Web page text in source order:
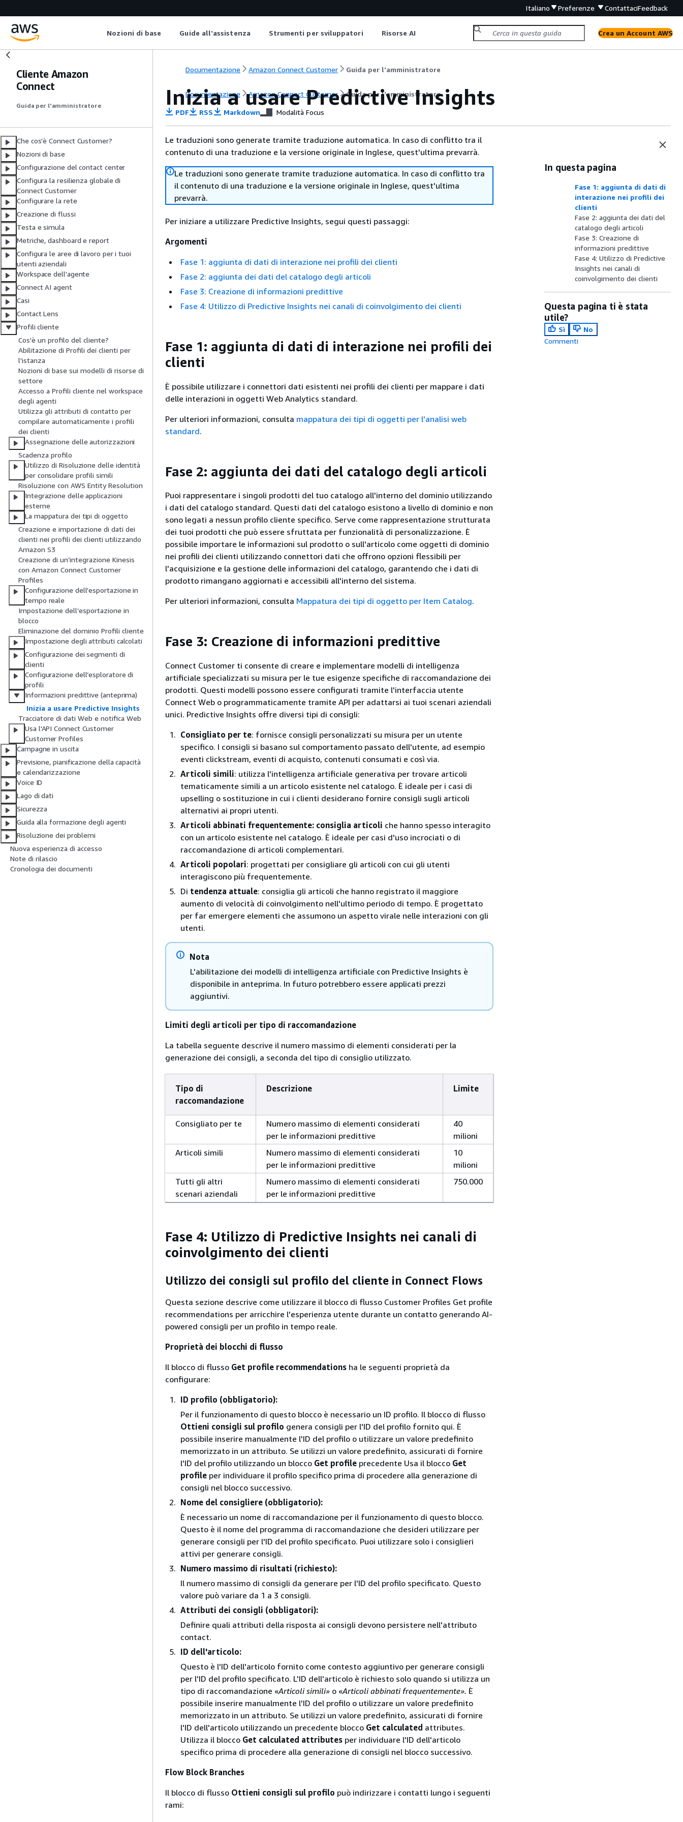
Italiano Preferenze ContattaciFeedback
Nozioni di base Guide all'assistenza Strumenti per sviluppatori Risorse AI Crea un Account AWS
Cliente Amazon
Connect
Guida per l'amministratore
Che cos'è Connect Customer?
Nozioni di base
Configurazione del contact center
Configura la resilienza globale di
Connect Customer
Configurare la rete
Creazione di flussi
Testa e simula
Metriche, dashboard e report
Configura le aree di lavoro per i tuoi
utenti aziendali
Workspace dell'agente
Connect AI agent
Casi
Contact Lens
Profili cliente
Cos'è un profilo del cliente?
Abilitazione di Profili dei clienti per
l'istanza
Nozioni di base sui modelli di risorse di
settore
Accesso a Profili cliente nel workspace
degli agenti
Utilizza gli attributi di contatto per
compilare automaticamente i profili
dei clienti
Assegnazione delle autorizzazioni
Scadenza profilo
Utilizzo di Risoluzione delle identità
per consolidare profili simili
Risoluzione con AWS Entity Resolution
Integrazione delle applicazioni
esterne
La mappatura dei tipi di oggetto
Creazione e importazione di dati dei
clienti nei profili dei clienti utilizzando
Amazon S3
Creazione di un’integrazione Kinesis
con Amazon Connect Customer
Profiles
Configurazione dell'esportazione in
tempo reale
Impostazione dell’esportazione in
blocco
Eliminazione del dominio Profili cliente
Impostazione degli attributi calcolati
Configurazione dei segmenti di
clienti
Configurazione dell’esploratore di
profili
Informazioni predittive (anteprima)
Inizia a usare Predictive Insights
Tracciatore di dati Web e notifica Web
Usa l'API Connect Customer
Customer Profiles
Campagne in uscita
Previsione, pianificazione della capacità
e calendarizzazione
Voice ID
Lago di dati
Sicurezza
Guida alla formazione degli agenti
Risoluzione dei problemi
Nuova esperienza di accesso
Note di rilascio
Cronologia dei documenti
Documentazione Amazon Connect Customer Guida per l'amministratore
Documentazione Amazon Connect Customer Guida per l'amministratore
Inizia a usare Predictive Insights
PDF RSS Markdown Modalità Focus
Le traduzioni sono generate tramite traduzione automatica. In caso di conflitto tra il
contenuto di una traduzione e la versione originale in Inglese, quest'ultima prevarrà.
Le traduzioni sono generate tramite traduzione automatica. In caso di conflitto tra
il contenuto di una traduzione e la versione originale in Inglese, quest'ultima
prevarrà.
Per iniziare a utilizzare Predictive Insights, segui questi passaggi:
Argomenti
Fase 1: aggiunta di dati di interazione nei profili dei clienti
Fase 2: aggiunta dei dati del catalogo degli articoli
Fase 3: Creazione di informazioni predittive
Fase 4: Utilizzo di Predictive Insights nei canali di coinvolgimento dei clienti
Fase 1: aggiunta di dati di interazione nei profili dei
clienti
È possibile utilizzare i connettori dati esistenti nei profili dei clienti per mappare i dati
delle interazioni in oggetti Web Analytics standard.
Per ulteriori informazioni, consulta mappatura dei tipi di oggetti per l'analisi web
standard.
Fase 2: aggiunta dei dati del catalogo degli articoli
Puoi rappresentare i singoli prodotti del tuo catalogo all'interno del dominio utilizzando
i dati del catalogo standard. Questi dati del catalogo esistono a livello di dominio e non
sono legati a nessun profilo cliente specifico. Serve come rappresentazione strutturata
dei tuoi prodotti che può essere sfruttata per funzionalità di personalizzazione. È
possibile importare le informazioni sul prodotto o sull'articolo come oggetti di dominio
nei profili dei clienti utilizzando connettori dati che offrono opzioni flessibili per
l'acquisizione e la gestione delle informazioni del catalogo, garantendo che i dati di
prodotto rimangano aggiornati e accessibili all'interno del sistema.
Per ulteriori informazioni, consulta Mappatura dei tipi di oggetto per Item Catalog.
Fase 3: Creazione di informazioni predittive
Connect Customer ti consente di creare e implementare modelli di intelligenza
artificiale specializzati su misura per le tue esigenze specifiche di raccomandazione dei
prodotti. Questi modelli possono essere configurati tramite l'interfaccia utente
Connect Web o programmaticamente tramite API per adattarsi ai tuoi scenari aziendali
unici. Predictive Insights offre diversi tipi di consigli:
Consigliato per te: fornisce consigli personalizzati su misura per un utente
specifico. I consigli si basano sul comportamento passato dell'utente, ad esempio
eventi clickstream, eventi di acquisto, contenuti consumati e così via.
Articoli simili: utilizza l'intelligenza artificiale generativa per trovare articoli
tematicamente simili a un articolo esistente nel catalogo. È ideale per i casi di
upselling o sostituzione in cui i clienti desiderano fornire consigli sugli articoli
alternativi ai propri utenti.
Articoli abbinati frequentemente: consiglia articoli che hanno spesso interagito
con un articolo esistente nel catalogo. È ideale per casi d'uso incrociati o di
raccomandazione di articoli complementari.
Articoli popolari: progettati per consigliare gli articoli con cui gli utenti
interagiscono più frequentemente.
Di tendenza attuale: consiglia gli articoli che hanno registrato il maggiore
aumento di velocità di coinvolgimento nell'ultimo periodo di tempo. È progettato
per far emergere elementi che assumono un aspetto virale nelle interazioni con gli
utenti.
Nota
L'abilitazione dei modelli di intelligenza artificiale con Predictive Insights è
disponibile in anteprima. In futuro potrebbero essere applicati prezzi
aggiuntivi.
Limiti degli articoli per tipo di raccomandazione
La tabella seguente descrive il numero massimo di elementi considerati per la
generazione dei consigli, a seconda del tipo di consiglio utilizzato.
Tipo di
raccomandazione
Descrizione Limite
Consigliato per te
Numero massimo di elementi considerati
per le informazioni predittive
40
milioni
Articoli simili
Numero massimo di elementi considerati
per le informazioni predittive
10
milioni
Tutti gli altri
scenari aziendali
Numero massimo di elementi considerati
per le informazioni predittive
750.000
Fase 4: Utilizzo di Predictive Insights nei canali di
coinvolgimento dei clienti
Utilizzo dei consigli sul profilo del cliente in Connect Flows
Questa sezione descrive come utilizzare il blocco di flusso Customer Profiles Get profile
recommendations per arricchire l'esperienza utente durante un contatto generando AI-
powered consigli per un profilo in tempo reale.
Proprietà dei blocchi di flusso
Il blocco di flusso Get profile recommendations ha le seguenti proprietà da
configurare:
ID profilo (obbligatorio):
Per il funzionamento di questo blocco è necessario un ID profilo. Il blocco di flusso
Ottieni consigli sul profilo genera consigli per l'ID del profilo fornito qui. È
possibile inserire manualmente l'ID del profilo o utilizzare un valore predefinito
memorizzato in un attributo. Se utilizzi un valore predefinito, assicurati di fornire
l'ID del profilo utilizzando un blocco Get profile precedente Usa il blocco Get
profile per individuare il profilo specifico prima di procedere alla generazione di
consigli nel blocco successivo.
Nome del consigliere (obbligatorio):
È necessario un nome di raccomandazione per il funzionamento di questo blocco.
Questo è il nome del programma di raccomandazione che desideri utilizzare per
generare consigli per l'ID del profilo specificato. Puoi utilizzare solo i consiglieri
attivi per generare consigli.
Numero massimo di risultati (richiesto):
Il numero massimo di consigli da generare per l'ID del profilo specificato. Questo
valore può variare da 1 a 3 consigli.
Attributi dei consigli (obbligatori):
Definire quali attributi della risposta ai consigli devono persistere nell'attributo
contact.
ID dell'articolo:
Questo è l'ID dell'articolo fornito come contesto aggiuntivo per generare consigli
per l'ID del profilo specificato. L'ID dell'articolo è richiesto solo quando si utilizza un
tipo di raccomandazione «Articoli simili» o «Articoli abbinati frequentemente». È
possibile inserire manualmente l'ID del profilo o utilizzare un valore predefinito
memorizzato in un attributo. Se utilizzi un valore predefinito, assicurati di fornire
l'ID dell'articolo utilizzando un precedente blocco Get calculated attributes.
Utilizza il blocco Get calculated attributes per individuare l'ID dell'articolo
specifico prima di procedere alla generazione di consigli nel blocco successivo.
Flow Block Branches
Il blocco di flusso Ottieni consigli sul profilo può indirizzare i contatti lungo i seguenti
rami:
In questa pagina
Fase 1: aggiunta di dati di
interazione nei profili dei
clienti
Fase 2: aggiunta dei dati del
catalogo degli articoli
Fase 3: Creazione di
informazioni predittive
Fase 4: Utilizzo di Predictive
Insights nei canali di
coinvolgimento dei clienti
Questa pagina ti è stata
utile?
Sì
No
Commenti